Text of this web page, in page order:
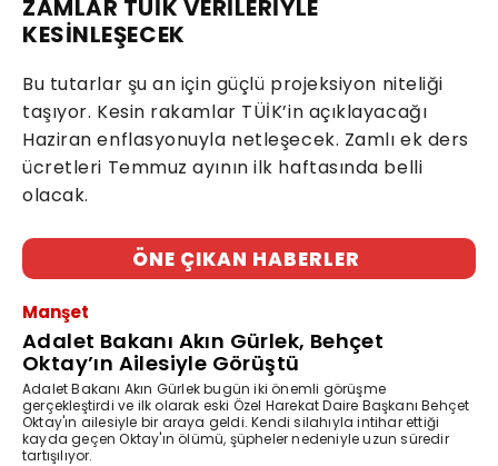
ZAMLAR TÜİK VERİLERİYLE
KESİNLEŞECEK
Bu tutarlar şu an için güçlü projeksiyon niteliği
taşıyor. Kesin rakamlar TÜİK’in açıklayacağı
Haziran enflasyonuyla netleşecek. Zamlı ek ders
ücretleri Temmuz ayının ilk haftasında belli
olacak.
ÖNE ÇIKAN HABERLER
Manşet
Adalet Bakanı Akın Gürlek, Behçet
Oktay’ın Ailesiyle Görüştü
Adalet Bakanı Akın Gürlek bugün iki önemli görüşme
gerçekleştirdi ve ilk olarak eski Özel Harekat Daire Başkanı Behçet
Oktay'ın ailesiyle bir araya geldi. Kendi silahıyla intihar ettiği
kayda geçen Oktay'ın ölümü, şüpheler nedeniyle uzun süredir
tartışılıyor.